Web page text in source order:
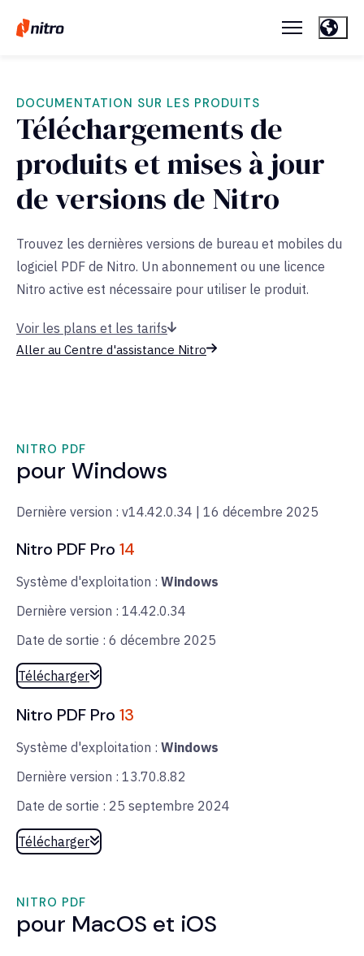
DOCUMENTATION SUR LES PRODUITS
Téléchargements de
produits et mises à jour
de versions de Nitro
Trouvez les dernières versions de bureau et mobiles du
logiciel PDF de Nitro. Un abonnement ou une licence
Nitro active est nécessaire pour utiliser le produit.
Voir les plans et les tarifs
Aller au Centre d'assistance Nitro
NITRO PDF
pour Windows
Dernière version : v14.42.0.34 | 16 décembre 2025
Nitro PDF Pro 14
Système d'exploitation : Windows
Dernière version : 14.42.0.34
Date de sortie : 6 décembre 2025
Télécharger
Nitro PDF Pro 13
Système d'exploitation : Windows
Dernière version : 13.70.8.82
Date de sortie : 25 septembre 2024
Télécharger
NITRO PDF
pour MacOS et iOS